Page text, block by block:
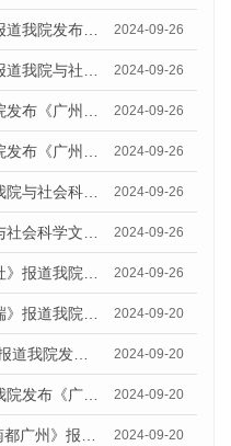
8月27日《广州日报新花城》报道我院发布《广州蓝皮书：广州创新型城市发展报告（2024）》的媒体文章 2024-09-26
8月28日《中国社会科学网》报道我院与社会科学文献出版社联合发布《广州蓝皮书：广州创新型城市发展报告（2024）》的媒体文章 2024-09-26
8月27日《花城新闻》报道我院发布《广州蓝皮书：广州创新型城市发展报告（2024）》的媒体文章 2024-09-26
8月27日《湾区财经》报道我院发布《广州蓝皮书：广州创新型城市发展报告（2024）》的媒体文章 2024-09-26
8月28日《中国发展网》报道我院与社会科学文献出版社联合发布《广州蓝皮书：广州创新型城市发展报告（2024）》的媒体文章 2024-09-26
8月28日《新快报》报道我院与社会科学文献出版社联合发布《广州蓝皮书：广州创新型城市发展报告（2024）》的媒体文章 2024-09-26
8月30日《社会科学文献出版社》报道我院与社会科学文献出版社联合发布《广州蓝皮书：广州创新型城市发展报告（2024）》的媒体文章 2024-09-26
8月27日《经济日报新闻客户端》报道我院发布《广州蓝皮书：广州创新型城市发展报告（2024）》的媒体文章 2024-09-20
8月27日《羊城晚报•羊城派》报道我院发布《广州蓝皮书：广州创新型城市发展报告（2024）》的媒体文章 2024-09-20
8月27日《中国科学网》报道我院发布《广州蓝皮书：广州创新型城市发展报告（2024）》的媒体文章 2024-09-20
8月27日《南方都市报APP • 南都广州》报道我院与社会科学文献出版社联合发布《广州蓝皮书：广州创新型城市发展报告（2024）》的媒体文章 2024-09-20